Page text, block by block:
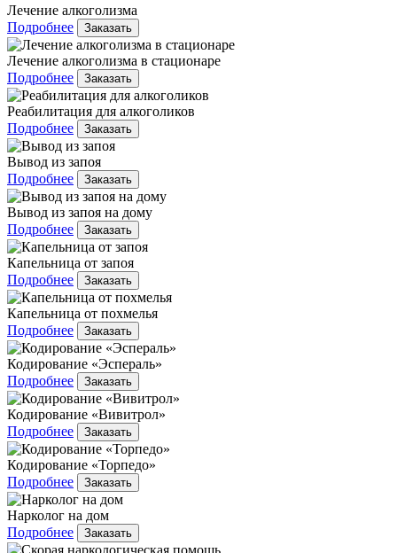
Лечение алкоголизма
Подробнее
Заказать
Лечение алкоголизма в стационаре
Подробнее
Заказать
Реабилитация для алкоголиков
Подробнее
Заказать
Вывод из запоя
Подробнее
Заказать
Вывод из запоя на дому
Подробнее
Заказать
Капельница от запоя
Подробнее
Заказать
Капельница от похмелья
Подробнее
Заказать
Кодирование «Эспераль»
Подробнее
Заказать
Кодирование «Вивитрол»
Подробнее
Заказать
Кодирование «Торпедо»
Подробнее
Заказать
Нарколог на дом
Подробнее
Заказать